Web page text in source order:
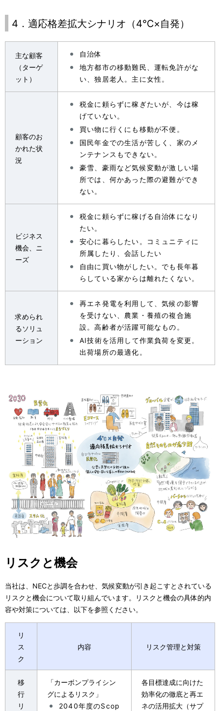
4．適応格差拡大シナリオ（4℃×自発）
主な顧客
（ターゲ
ット）
自治体
地方都市の移動難民、運転免許がな
い、独居老人。主に女性。
顧客のお
かれた状
況
税金に頼らずに稼ぎたいが、今は稼
げていない。
買い物に行くにも移動が不便。
国民年金での生活が苦しく、家のメ
ンテナンスもできない。
豪雪、豪雨など気候変動が激しい場
所では、何かあった際の避難ができ
ない。
ビジネス
機会、ニ
ーズ
税金に頼らずに稼げる自治体になり
たい。
安心に暮らしたい。コミュニティに
所属したり、会話したい
自由に買い物がしたい。でも長年暮
らしている家からは離れたくない。
求められ
るソリュ
ーション
再エネ発電を利用して、気候の影響
を受けない、農業・養殖の複合施
設。高齢者が活躍可能なもの。
AI技術を活用して作業負荷を変更。
出荷場所の最適化。
リスクと機会
当社は、NECと歩調を合わせ、気候変動が引き起こすとされている
リスクと機会について取り組んでいます。リスクと機会の具体的内
容や対策については、以下を参照ください。
リ
ス
ク
内容 リスク管理と対策
移
行
リ
「カーボンプライシン
グによるリスク」
2040年度のScop
各目標達成に向けた
効率化の徹底と再エ
ネの活用拡大（サプ